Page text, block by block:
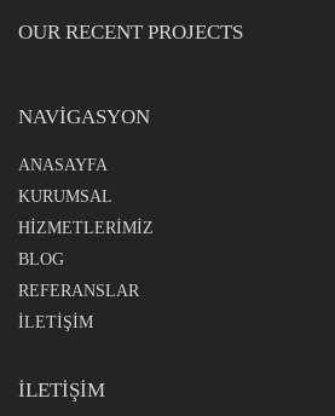
OUR RECENT PROJECTS
NAVIGASYON
ANASAYFA
KURUMSAL
HİZMETLERİMİZ
BLOG
REFERANSLAR
İLETİŞİM
İLETİŞİM